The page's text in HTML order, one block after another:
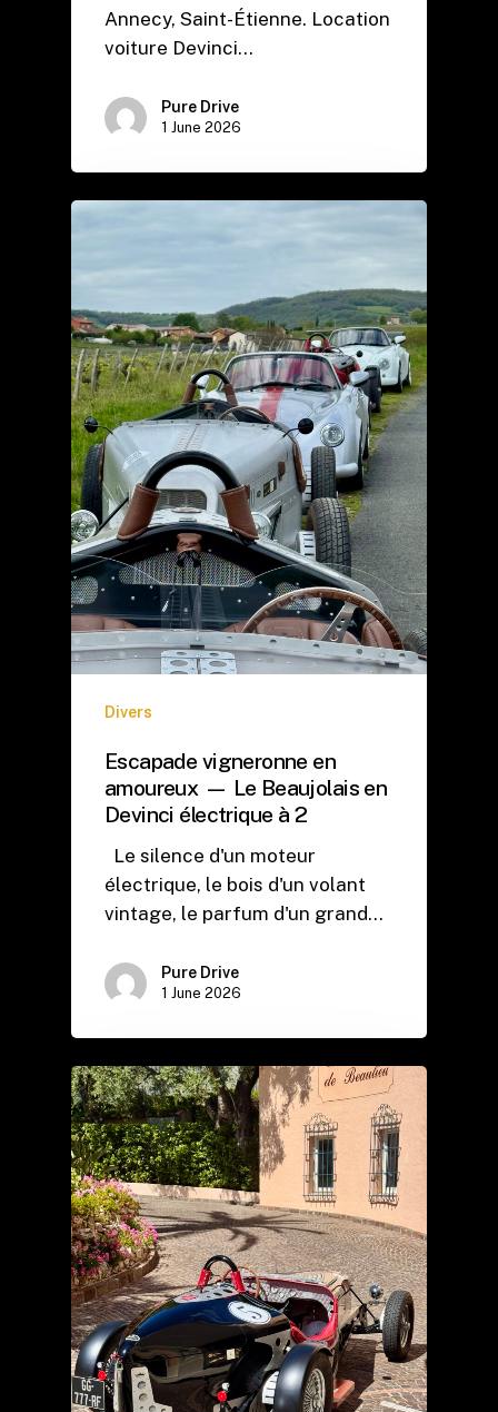
Annecy, Saint-Étienne. Location
voiture Devinci…
Pure Drive
1 June 2026
Divers
Escapade vigneronne en
amoureux — Le Beaujolais en
Devinci électrique à 2
Le silence d'un moteur
électrique, le bois d'un volant
vintage, le parfum d'un grand…
Pure Drive
1 June 2026